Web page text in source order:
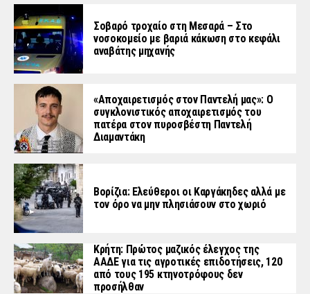
Σοβαρό τροχαίο στη Μεσαρά – Στο
νοσοκομείο με βαριά κάκωση στο κεφάλι
αναβάτης μηχανής
«Aποχαιρετισμός στον Παντελή μας»: Ο
συγκλονιστικός αποχαιρετισμός του
πατέρα στον πυροσβέστη Παντελή
Διαμαντάκη
Βορίζια: Ελεύθεροι οι Καργάκηδες αλλά με
τον όρο να μην πλησιάσουν στο χωριό
Κρήτη: Πρώτος μαζικός έλεγχος της
ΑΑΔΕ για τις αγροτικές επιδοτήσεις, 120
από τους 195 κτηνοτρόφους δεν
προσήλθαν